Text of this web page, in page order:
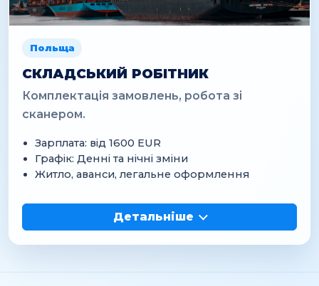
Польща
СКЛАДСЬКИЙ РОБІТНИК
Комплектація замовлень, робота зі
сканером.
Зарплата: від 1600 EUR
Графік: Денні та нічні зміни
Житло, аванси, легальне оформлення
Детальніше